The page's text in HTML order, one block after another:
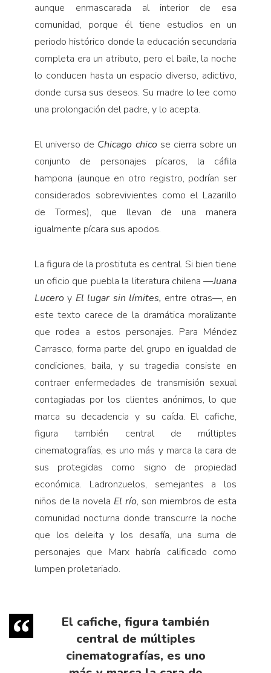
aunque enmascarada al interior de esa
comunidad, porque él tiene estudios en un
periodo histórico donde la educación secundaria
completa era un atributo, pero el baile, la noche
lo conducen hasta un espacio diverso, adictivo,
donde cursa sus deseos. Su madre lo lee como
una prolongación del padre, y lo acepta.
El universo de Chicago chico se cierra sobre un
conjunto de personajes pícaros, la cáfila
hampona (aunque en otro registro, podrían ser
considerados sobrevivientes como el Lazarillo
de Tormes), que llevan de una manera
igualmente pícara sus apodos.
La figura de la prostituta es central. Si bien tiene
un oficio que puebla la literatura chilena —Juana
Luceroy El lugar sin límites, entre otras—, en
este texto carece de la dramática moralizante
que rodea a estos personajes. Para Méndez
Carrasco, forma parte del grupo en igualdad de
condiciones, baila, y su tragedia consiste en
contraer enfermedades de transmisión sexual
contagiadas por los clientes anónimos, lo que
marca su decadencia y su caída. El cafiche,
figura también central de múltiples
cinematografías, es uno más y marca la cara de
sus protegidas como signo de propiedad
económica. Ladronzuelos, semejantes a los
niños de la novela El río, son miembros de esta
comunidad nocturna donde transcurre la noche
que los deleita y los desafía, una suma de
personajes que Marx habría calificado como
lumpen proletariado.
El cafiche, figura también
central de múltiples
cinematografías, es uno